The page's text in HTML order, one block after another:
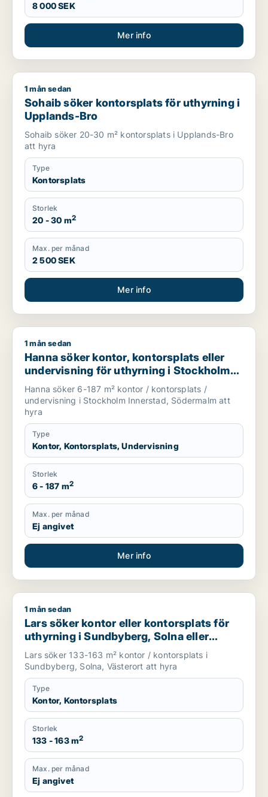
8 000 SEK
Mer info
Sohaib söker kontorsplats för uthyrning i Upplands-Bro
1 mån sedan
Sohaib söker kontorsplats för uthyrning i
Upplands-Bro
Sohaib söker 20-30 m² kontorsplats i Upplands-Bro
att hyra
Type
Kontorsplats
Storlek
20 - 30 m2
Max. per månad
2 500 SEK
Mer info
Hanna söker kontor, kontorsplats eller undervisning för
1 mån sedan
Hanna söker kontor, kontorsplats eller
undervisning för uthyrning i Stockholm
Innerstad eller Södermalm
Hanna söker 6-187 m² kontor / kontorsplats /
undervisning i Stockholm Innerstad, Södermalm att
hyra
Type
Kontor, Kontorsplats, Undervisning
Storlek
6 - 187 m2
Max. per månad
Ej angivet
Mer info
Lars söker kontor eller kontorsplats för uthyrning i
1 mån sedan
Lars söker kontor eller kontorsplats för
uthyrning i Sundbyberg, Solna eller
Västerort
Lars söker 133-163 m² kontor / kontorsplats i
Sundbyberg, Solna, Västerort att hyra
Type
Kontor, Kontorsplats
Storlek
133 - 163 m2
Max. per månad
Ej angivet